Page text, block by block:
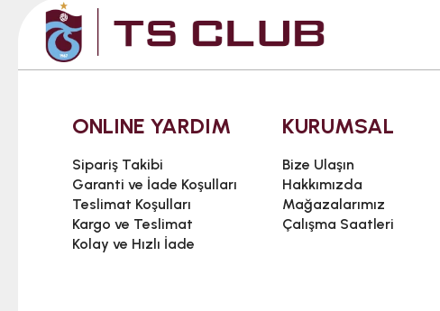
ONLINE YARDIM
Sipariş Takibi
Garanti ve İade Koşulları
Teslimat Koşulları
Kargo ve Teslimat
Kolay ve Hızlı İade
KURUMSAL
Bize Ulaşın
Hakkımızda
Mağazalarımız
Çalışma Saatleri